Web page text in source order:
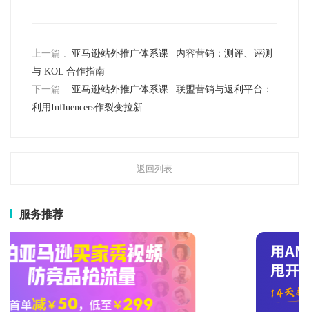
上一篇 :
亚马逊站外推广体系课 | 内容营销：测评、评测
与 KOL 合作指南
下一篇 :
亚马逊站外推广体系课 | 联盟营销与返利平台：
利用Influencers作裂变拉新
返回列表
服务推荐